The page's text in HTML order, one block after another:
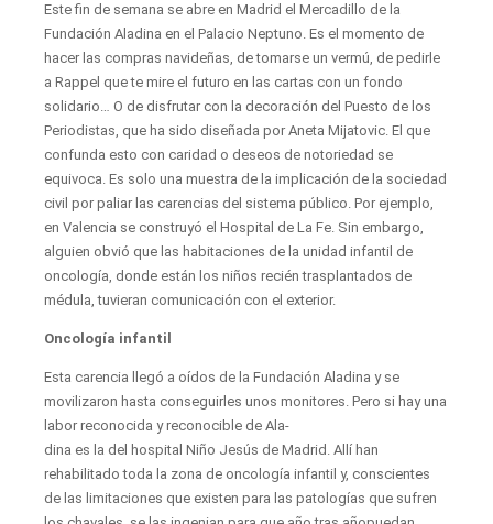
Este fin de semana se abre en Madrid el Mercadillo de la
Fundación Aladina en el Palacio Neptuno. Es el momento de
hacer las compras navideñas, de tomarse un vermú, de pedirle
a Rappel que te mire el futuro en las cartas con un fondo
solidario… O de disfrutar con la decoración del Puesto de los
Periodistas, que ha sido diseñada por Aneta Mijatovic. El que
confunda esto con caridad o deseos de notoriedad se
equivoca. Es solo una muestra de la implicación de la sociedad
civil por paliar las carencias del sistema público. Por ejemplo,
en Valencia se construyó el Hospital de La Fe. Sin embargo,
alguien obvió que las habitaciones de la unidad infantil de
oncología, donde están los niños recién trasplantados de
médula, tuvieran comunicación con el exterior.
Oncología infantil
Esta carencia llegó a oídos de la Fundación Aladina y se
movilizaron hasta conseguirles unos monitores. Pero si hay una
labor reconocida y reconocible de Ala-
dina es la del hospital Niño Jesús de Madrid. Allí han
rehabilitado toda la zona de oncología infantil y, conscientes
de las limitaciones que existen para las patologías que sufren